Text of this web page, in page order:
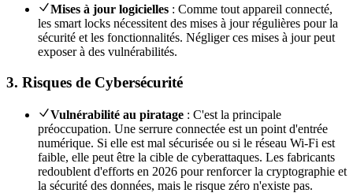
Mises à jour logicielles : Comme tout appareil connecté,
les smart locks nécessitent des mises à jour régulières pour la
sécurité et les fonctionnalités. Négliger ces mises à jour peut
exposer à des vulnérabilités.
3. Risques de Cybersécurité
Vulnérabilité au piratage : C'est la principale
préoccupation. Une serrure connectée est un point d'entrée
numérique. Si elle est mal sécurisée ou si le réseau Wi-Fi est
faible, elle peut être la cible de cyberattaques. Les fabricants
redoublent d'efforts en 2026 pour renforcer la cryptographie et
la sécurité des données, mais le risque zéro n'existe pas.